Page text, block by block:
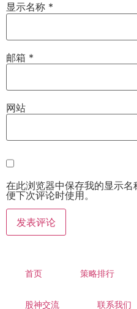
显示名称 *
邮箱 *
网站
在此浏览器中保存我的显示
便下次评论时使用。
首页 策略排行
股神交流 联系我们